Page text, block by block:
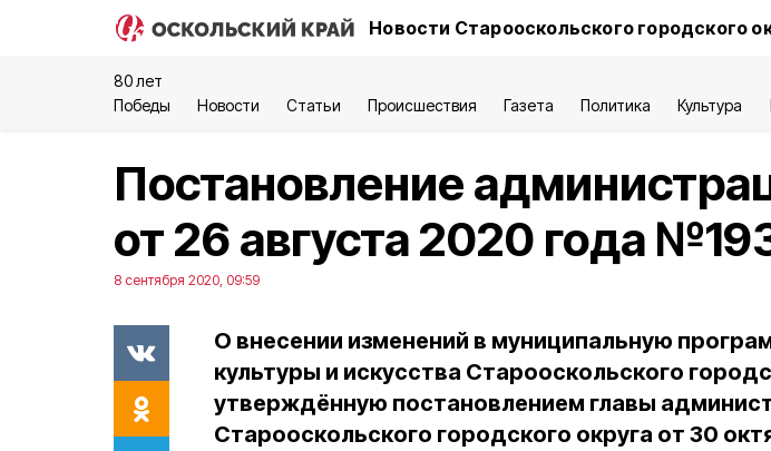
Новости Старооскольского городского
80 лет
Победы
Новости Статьи Происшествия Газета Политика Культура
Постановление
от 26 августа 2020 года
8 сентября 2020, 09:59
О внесении изменений в муниципальную
культуры и искусства Старооскольского
утверждённую постановлением главы
Старооскольского городского округа от 30